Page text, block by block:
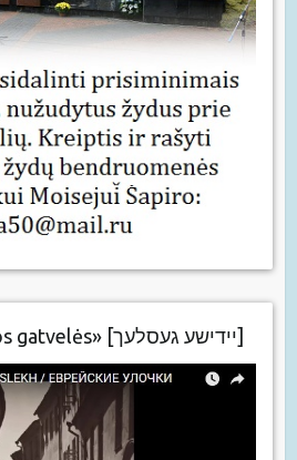
Eilėraštis «Žydiškos gatvelės» [יידישע געסלעך]